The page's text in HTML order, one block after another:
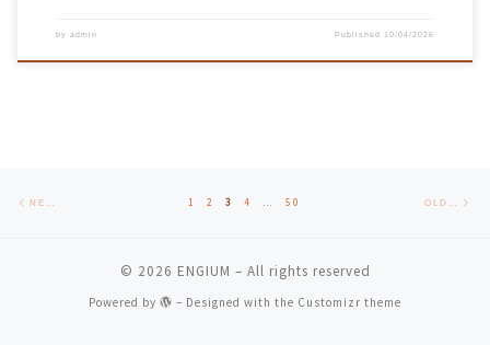
by admin Published 10/04/2026
Posts navigation 1 2 3 4 … 50
© 2026 ENGIUM – All rights reserved
Powered by – Designed with the Customizr theme